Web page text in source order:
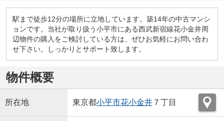
駅まで徒歩12分の場所に立地しています。築14年の中古マンシ
ョンです。当社が取り扱う小平市にある西武新宿線花小金井周
辺物件の購入をご検討している方は、ぜひお気軽にお問い合わ
せ下さい。しっかりとサポート致します。
物件概要
所在地 東京都小平市花小金井７丁目